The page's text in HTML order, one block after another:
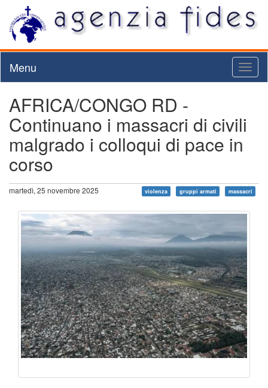
Menu
AFRICA/CONGO RD -
Continuano i massacri di civili
malgrado i colloqui di pace in
corso
martedì, 25 novembre 2025 violenza gruppi armati massacri